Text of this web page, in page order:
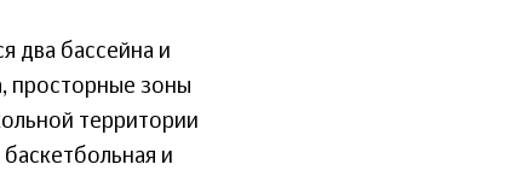
два бассейна и
просторные зоны
территории
и